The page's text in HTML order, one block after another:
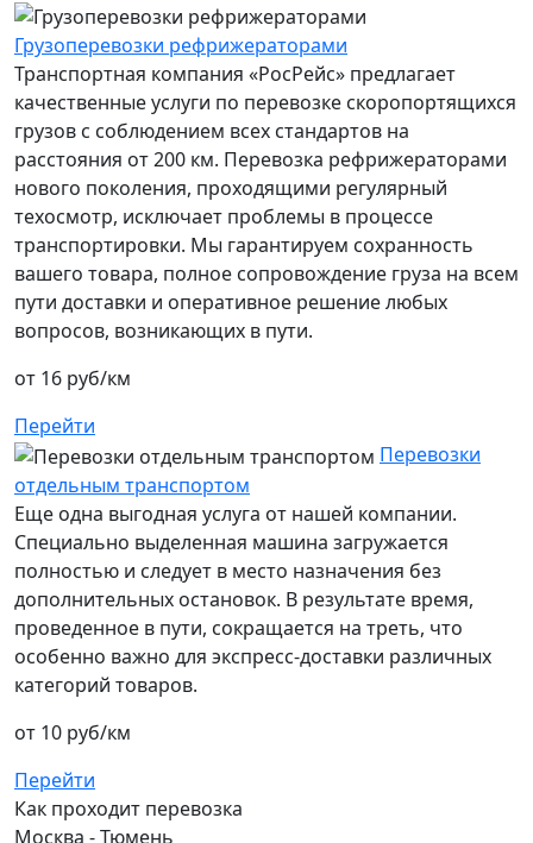
Грузоперевозки рефрижераторами
Транспортная компания «РосРейс» предлагает
качественные услуги по перевозке скоропортящихся
грузов с соблюдением всех стандартов на
расстояния от 200 км. Перевозка рефрижераторами
нового поколения, проходящими регулярный
техосмотр, исключает проблемы в процессе
транспортировки. Мы гарантируем сохранность
вашего товара, полное сопровождение груза на всем
пути доставки и оперативное решение любых
вопросов, возникающих в пути.
от 16 руб/км
Перейти
Перевозки
отдельным транспортом
Еще одна выгодная услуга от нашей компании.
Специально выделенная машина загружается
полностью и следует в место назначения без
дополнительных остановок. В результате время,
проведенное в пути, сокращается на треть, что
особенно важно для экспресс-доставки различных
категорий товаров.
от 10 руб/км
Перейти
Как проходит перевозка
Москва -Тюмень